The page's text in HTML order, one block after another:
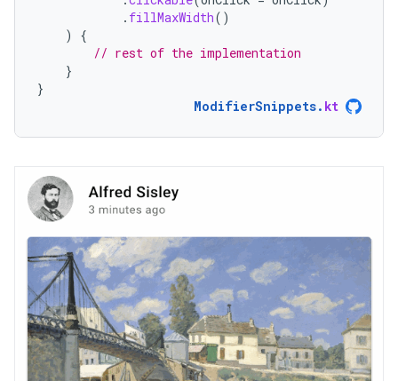
. fillMaxWidth()
)
{
// rest of the implementation
}
}
ModifierSnippets. kt